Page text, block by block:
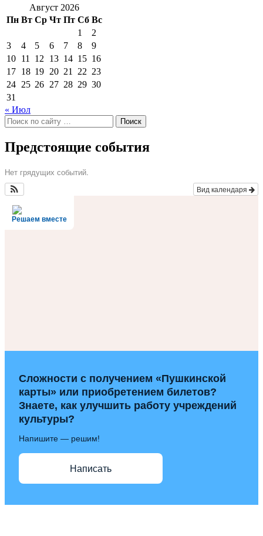
Август 2026
Пн Вт Ср Чт Пт Сб Вс
1
2
3
4 5 6 7 8
9
10 11 12 13 14 15 16
17 18 19 20 21 22 23
24 25 26 27 28 29 30
31
« Июл
Поиск
по:
Предстоящие события
Нет грядущих событий.
Вид календаря
Решаем вместе
Сложности с получением «Пушкинской
карты» или приобретением билетов?
Знаете, как улучшить работу учреждений
культуры?
Напишите — решим!
Написать